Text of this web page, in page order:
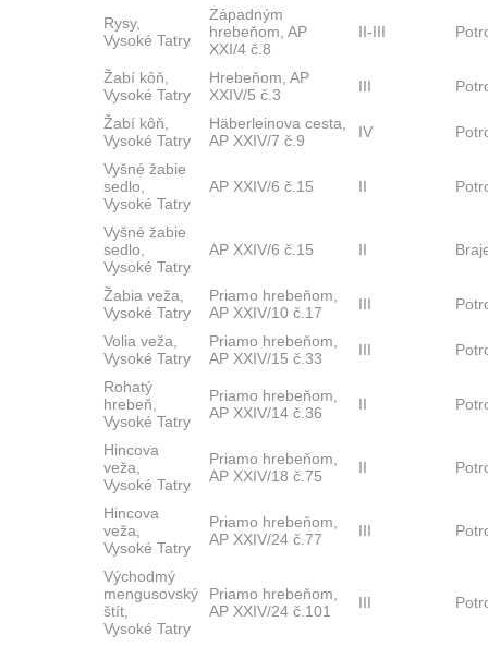
Rysy,
Vysoké Tatry
Západným
hrebeňom, AP
XXI/4 č.8
II-III
Žabí kôň,
Vysoké Tatry
Hrebeňom, AP
XXIV/5 č.3
III
Žabí kôň,
Vysoké Tatry
Häberleinova cesta,
AP XXIV/7 č.9
IV
Vyšné žabie
sedlo,
Vysoké Tatry
AP XXIV/6 č.15 II
Vyšné žabie
sedlo,
Vysoké Tatry
AP XXIV/6 č.15 II
Žabia veža,
Vysoké Tatry
Priamo hrebeňom,
AP XXIV/10 č.17
III
Volia veža,
Vysoké Tatry
Priamo hrebeňom,
AP XXIV/15 č.33
III
Rohatý
hrebeň,
Vysoké Tatry
Priamo hrebeňom,
AP XXIV/14 č.36
II
Hincova
veža,
Vysoké Tatry
Priamo hrebeňom,
AP XXIV/18 č.75
II
Hincova
veža,
Vysoké Tatry
Priamo hrebeňom,
AP XXIV/24 č.77
III
Východmý
mengusovský
štít,
Vysoké Tatry
Priamo hrebeňom,
AP XXIV/24 č.101
III